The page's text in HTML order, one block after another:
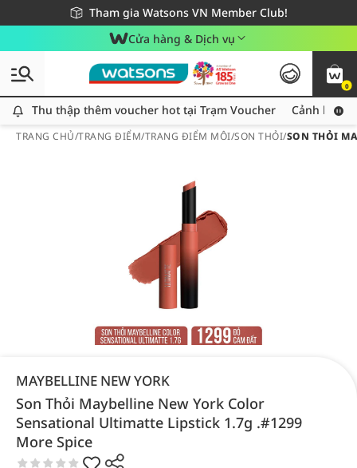
Tham gia Watsons VN Member Club!
Miễn phí giao hàng cho đơn hàng từ 249,000Đ
Giao hàng nhanh 24h - Áp dụng khu vực TP. Hồ Chí Minh
Cửa hàng & Dịch vụ
0
Thu thập thêm voucher hot tại Trạm Voucher
Thu thập thêm voucher hot tại Trạm Voucher Cảnh báo
TRANG CHỦ/TRANG ĐIỂM/TRANG ĐIỂM MÔI/SON THỎI/SON THỎI
MAYBELLINE NEW YORK
Son Thỏi Maybelline New York Color
Sensational Ultimatte Lipstick 1.7g .#1299
More Spice